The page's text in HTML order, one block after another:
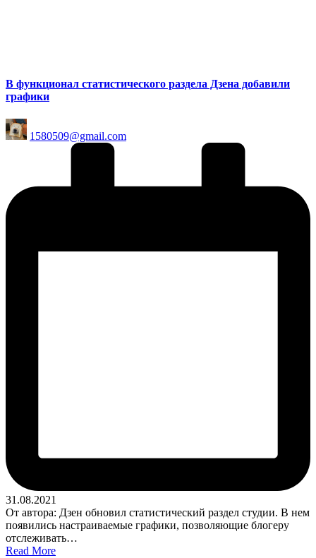
В функционал статистического раздела Дзена добавили
графики
Posted
by
1580509@gmail.com
31.08.2021
От автора: Дзен обновил статистический раздел студии. В нем
появились настраиваемые графики, позволяющие блогеру
отслеживать…
Read More